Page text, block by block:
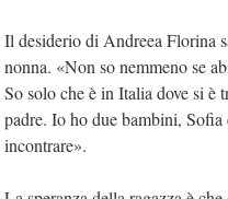
Il desiderio di Andreea Florina
nonna. «Non so nemmeno se
So solo che è in Italia dove si è
padre. Io ho due bambini,
incontrare».